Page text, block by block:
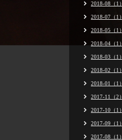
2018-08（1）
2018-07（1）
2018-05（1）
2018-04（1）
2018-03（1）
2018-02（1）
2018-01（1）
2017-11（2）
2017-10（1）
2017-09（1）
2017-08（1）